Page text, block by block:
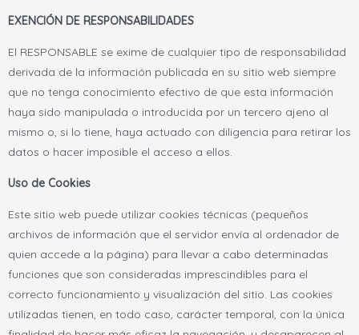
EXENCIÓN DE RESPONSABILIDADES
El RESPONSABLE se exime de cualquier tipo de responsabilidad
derivada de la información publicada en su sitio web siempre
que no tenga conocimiento efectivo de que esta información
haya sido manipulada o introducida por un tercero ajeno al
mismo o, si lo tiene, haya actuado con diligencia para retirar los
datos o hacer imposible el acceso a ellos.
Uso de Cookies
Este sitio web puede utilizar cookies técnicas (pequeños
archivos de información que el servidor envía al ordenador de
quien accede a la página) para llevar a cabo determinadas
funciones que son consideradas imprescindibles para el
correcto funcionamiento y visualización del sitio. Las cookies
utilizadas tienen, en todo caso, carácter temporal, con la única